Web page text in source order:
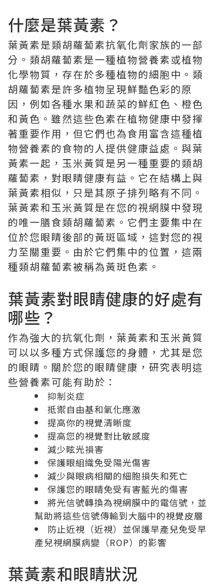
什麼是葉黃素？
葉黃素是類胡蘿蔔素抗氧化劑家族的一部
分。類胡蘿蔔素是一種植物營養素或植物
化學物質，存在於多種植物的細胞中。類
胡蘿蔔素是許多植物呈現鮮豔色彩的原
因，例如各種水果和蔬菜的鮮紅色、橙色
和黃色。雖然這些色素在植物健康中發揮
著重要作用，但它們也為食用富含這種植
物營養素的食物的人提供健康益處。與葉
黃素一起，玉米黃質是另一種重要的類胡
蘿蔔素，對眼睛健康有益。它在結構上與
葉黃素相似，只是其原子排列略有不同。
葉黃素和玉米黃質是在您的視網膜中發現
的唯一膳食類胡蘿蔔素。它們主要集中在
位於您眼睛後部的黃斑區域，這對您的視
力至關重要。由於它們集中的位置，這兩
種類胡蘿蔔素被稱為黃斑色素。
葉黃素對眼睛健康的好處有
哪些？
作為強大的抗氧化劑，葉黃素和玉米黃質
可以以多種方式保護您的身體，尤其是您
的眼睛。關於您的眼睛健康，研究表明這
些營養素可能有助於：
抑制炎症
抵禦自由基和氧化應激
提高你的視覺清晰度
提高您的視覺對比敏感度
減少眩光損害
保護眼組織免受陽光傷害
減少與眼病相關的細胞損失和死亡
保護您的眼睛免受有害藍光的傷害
將光信號轉換為視網膜中的電信號，並
幫助將這些信號傳輸到大腦中的視覺皮層
防止近視（近視）並保護早產兒免受早
產兒視網膜病變（ROP）的影響
葉黃素和眼睛狀況